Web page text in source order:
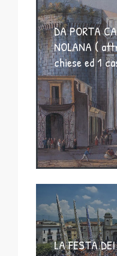
DA PORTA
NOLANA (
chiese ed 1
LA FESTA